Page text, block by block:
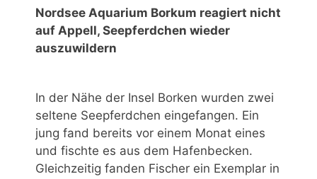
Nordsee Aquarium Borkum reagiert nicht
auf Appell, Seepferdchen wieder
auszuwildern
In der Nähe der Insel Borken wurden zwei
seltene Seepferdchen eingefangen. Ein
jung fand bereits vor einem Monat eines
und fischte es aus dem Hafenbecken.
Gleichzeitig fanden Fischer ein Exemplar in